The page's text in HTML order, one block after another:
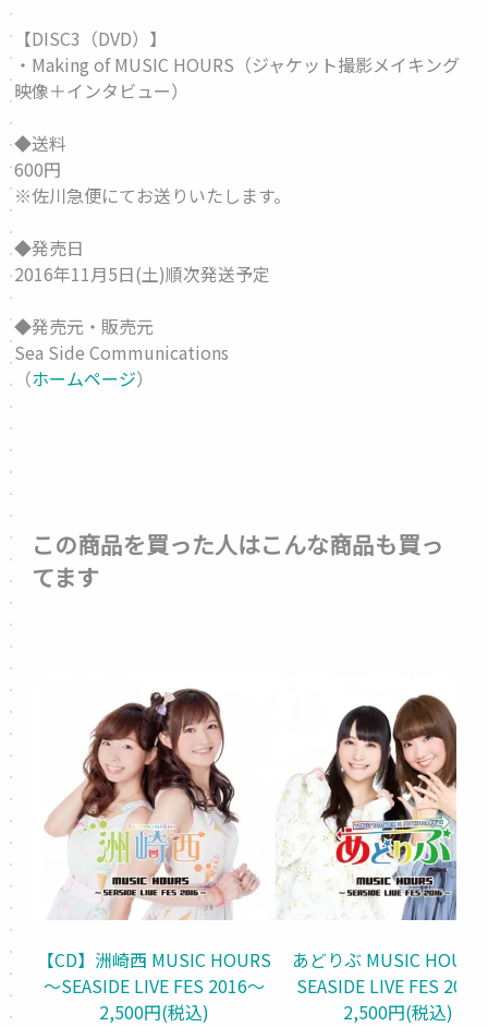
【DISC3（DVD）】
・Making of MUSIC HOURS（ジャケット撮影メイキング
映像＋インタビュー）
◆送料
600円
※佐川急便にてお送りいたします。
◆発売日
2016年11月5日(土)順次発送予定
◆発売元・販売元
Sea Side Communications
（ホームページ）
この商品を買った人はこんな商品も買っ
てます
【CD】洲崎西 MUSIC HOURS
～SEASIDE LIVE FES 2016～
2,500円(税込)
あどりぶ MUSIC
SEASIDE LIVE FES
2,500円(税込)